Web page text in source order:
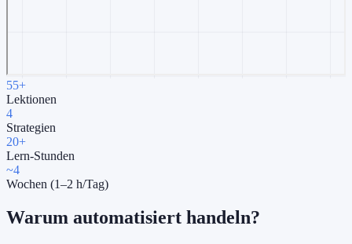
55+
Lektionen
4
Strategien
20+
Lern-Stunden
~4
Wochen (1–2 h/Tag)
Warum automatisiert handeln?